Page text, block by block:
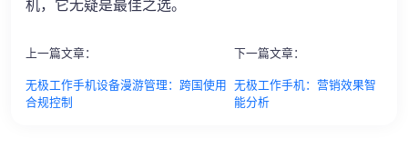
机，它无疑是最佳之选。
上一篇文章：
无极工作手机设备漫游管理：跨国使用
合规控制
下一篇文章：
无极工作手机：营销效果智
能分析